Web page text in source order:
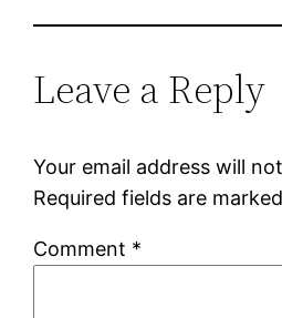
Leave a Reply
Your email address will
Required fields are marked
Comment *